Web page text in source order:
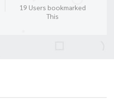
19 Users bookmarked
This